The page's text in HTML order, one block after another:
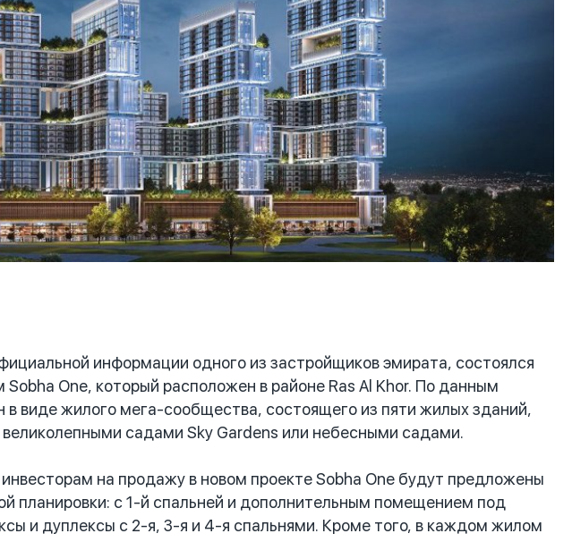
информации одного из застройщиков эмирата, состоялся
One, который расположен в районе Ras Al Khor. По данным
виде жилого мега-сообщества, состоящего из пяти жилых зданий,
садами Sky Gardens или небесными садами.
на продажу в новом проекте Sobha One будут предложены
планировки: с 1-й спальней и дополнительным помещением под
и дуплексы с 2-я, 3-я и 4-я спальнями. Кроме того, в каждом жилом